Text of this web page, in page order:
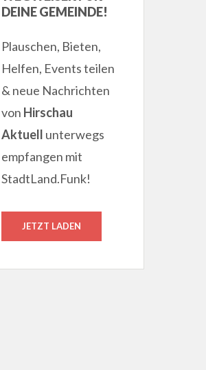
DEINE GEMEINDE!
Plauschen, Bieten,
Helfen, Events teilen
& neue Nachrichten
von Hirschau
Aktuell unterwegs
empfangen mit
StadtLand.Funk!
JETZT LADEN